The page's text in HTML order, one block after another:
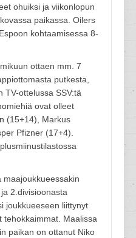
ohuiksi ja viikonlopun
paikassa. Oilers
kohtaamisessa 8-
ottaen mm. 7
putkesta,
TV-ottelussa SSV:tä
ovat olleet
(15+14), Markus
Pfizner (17+4).
maajoukkueessakin
2.divisioonasta
joukkueeseen liittynyt
tehokkaimmat. Maalissa
paikan on ottanut Niko